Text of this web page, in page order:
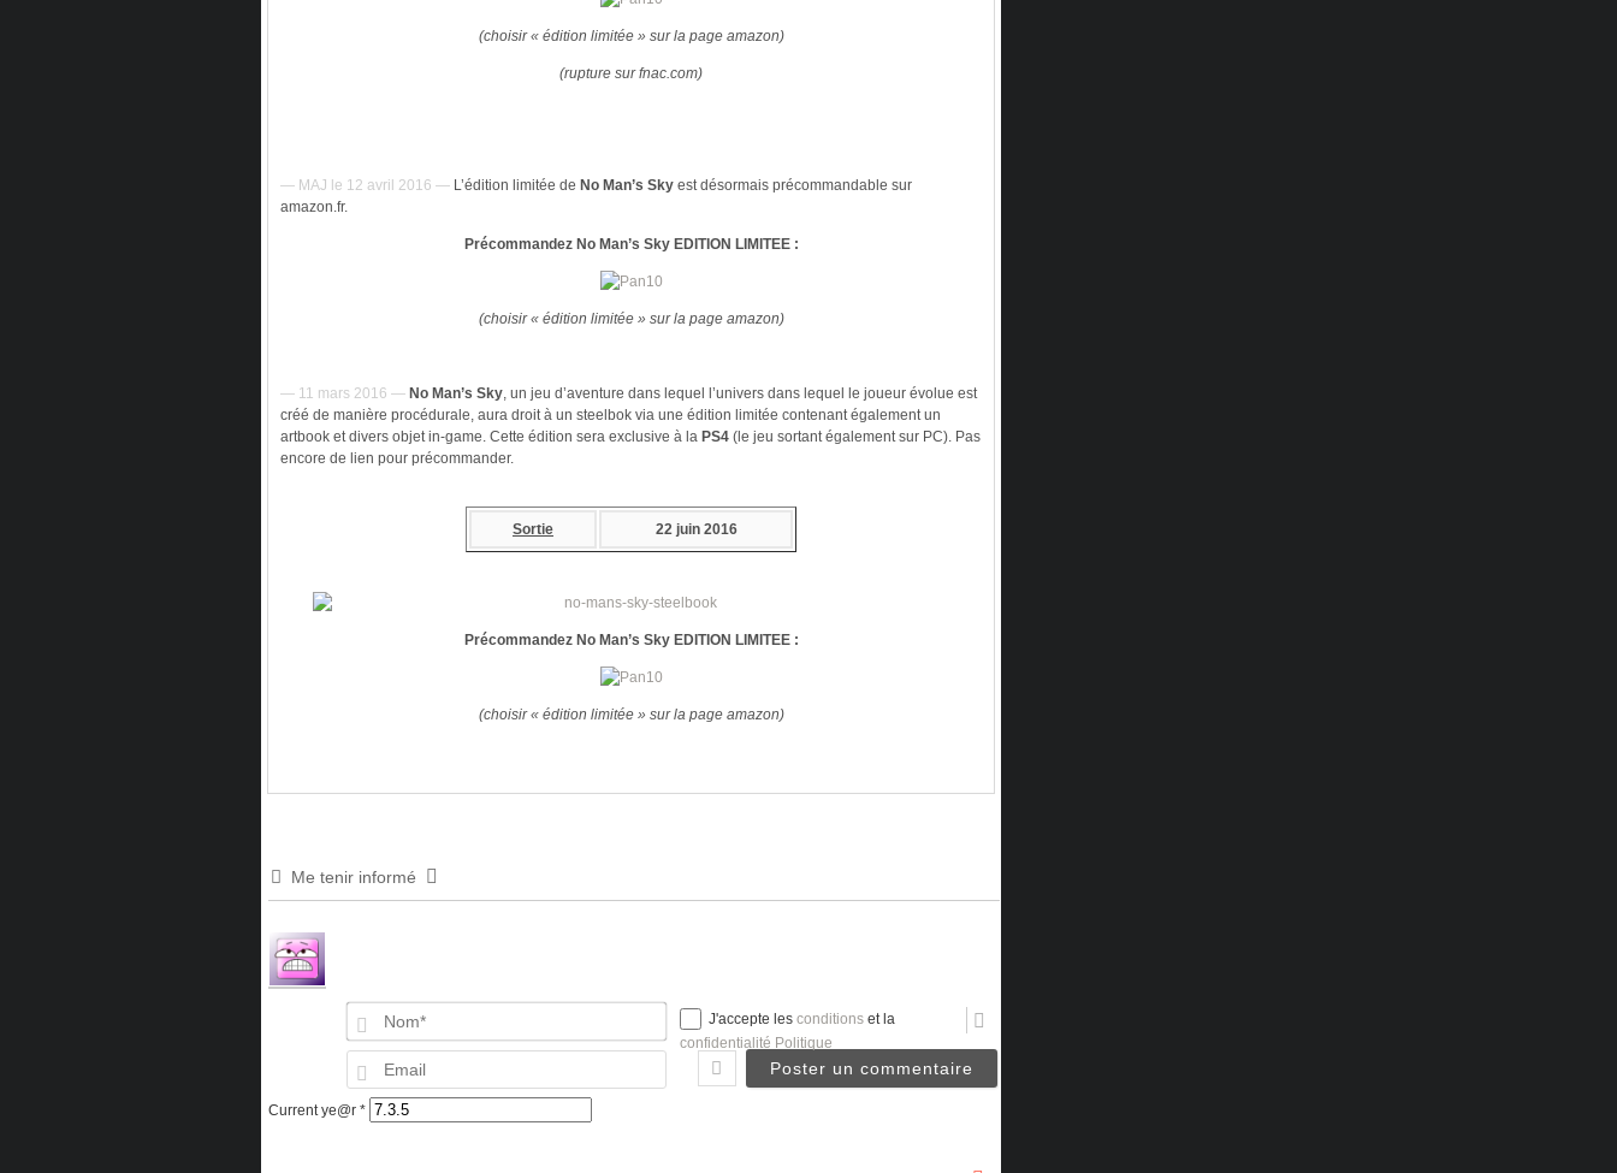
(choisir « édition limitée » sur la page amazon)
(rupture sur fnac.com)
— MAJ le 12 avril 2016 — L’édition limitée de No Man’s Sky est désormais précommandable sur
amazon.fr.
Précommandez No Man’s Sky EDITION LIMITEE :
(choisir « édition limitée » sur la page amazon)
— 11 mars 2016 — No Man’s Sky, un jeu d’aventure dans lequel l’univers dans lequel le joueur évolue est
créé de manière procédurale, aura droit à un steelbok via une édition limitée contenant également un
artbook et divers objet in-game. Cette édition sera exclusive à la PS4 (le jeu sortant également sur PC). Pas
encore de lien pour précommander.
Sortie 22 juin 2016
Précommandez No Man’s Sky EDITION LIMITEE :
(choisir « édition limitée » sur la page amazon)
Me tenir informé
Nom*
J'accepte les conditions et la
confidentialité Politique
Current ye@r *